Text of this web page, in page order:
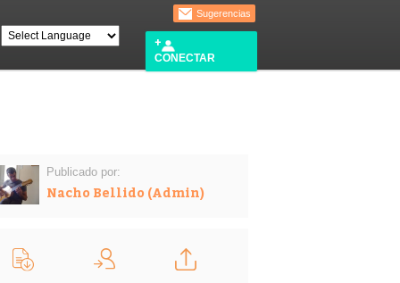
Sugerencias
CONECTAR
Publicado por:
Nacho Bellido (Admin)